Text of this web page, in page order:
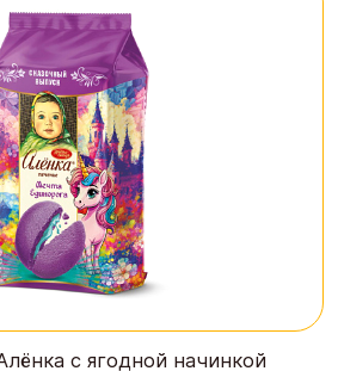
с ягодной начинкой